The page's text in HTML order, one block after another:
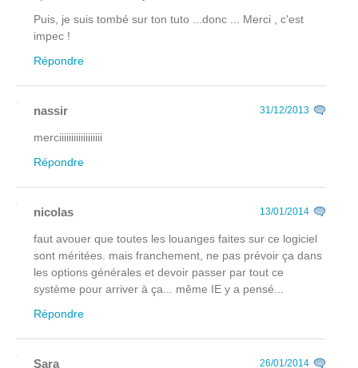
Puis, je suis tombé sur ton tuto ...donc ... Merci , c'est
impec !
Répondre
nassir 31/12/2013
merciiiiiiiiiiiiiiiiii
Répondre
nicolas 13/01/2014
faut avouer que toutes les louanges faites sur ce logiciel
sont méritées. mais franchement, ne pas prévoir ça dans
les options générales et devoir passer par tout ce
système pour arriver à ça... même IE y a pensé...
Répondre
Sara 26/01/2014